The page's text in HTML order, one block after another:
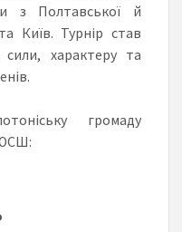
з Полтавської й
Київ. Турнір став
характеру та
громаду